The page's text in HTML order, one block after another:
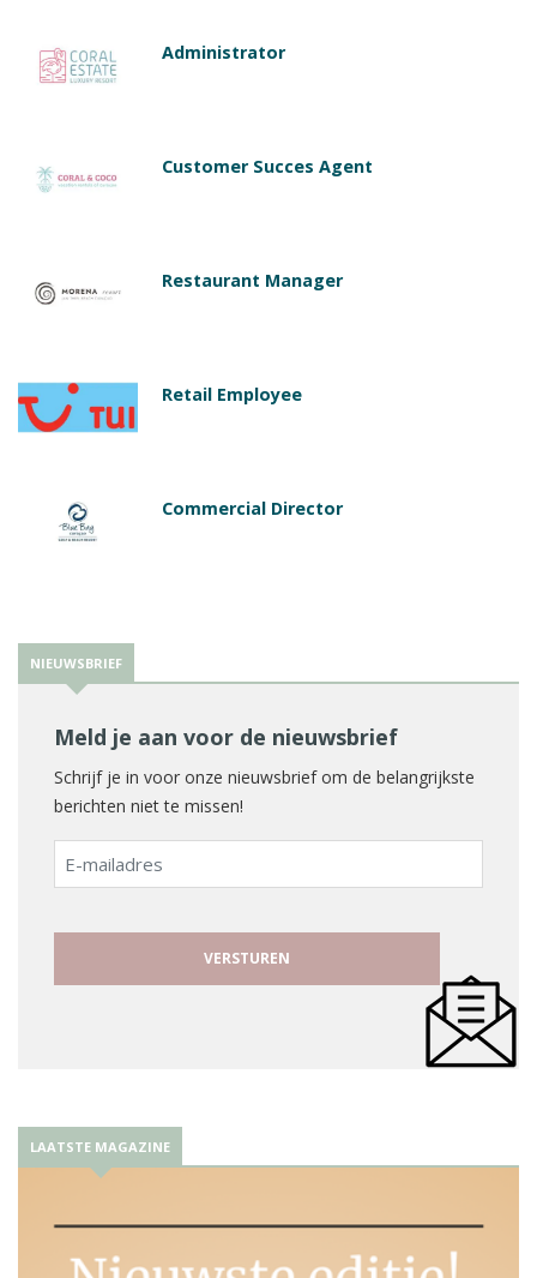
Administrator
Customer Succes Agent
Restaurant Manager
Retail Employee
Commercial Director
NIEUWSBRIEF
Meld je aan voor de nieuwsbrief
Schrijf je in voor onze nieuwsbrief om de belangrijkste
berichten niet te missen!
E-
mailadres
LAATSTE MAGAZINE